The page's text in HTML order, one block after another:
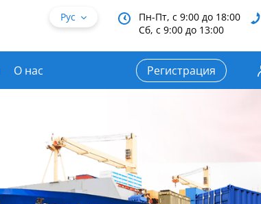
Рус
Пн-Пт, с 9:00 до 18:00
Сб, с 9:00 до 13:00
О нас Регистрация